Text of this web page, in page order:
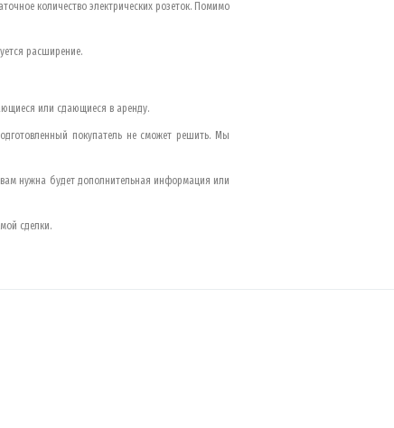
количество электрических розеток. Помимо
расширение.
или сдающиеся в аренду.
покупатель не сможет решить. Мы
нужна будет дополнительная информация или
сделки.